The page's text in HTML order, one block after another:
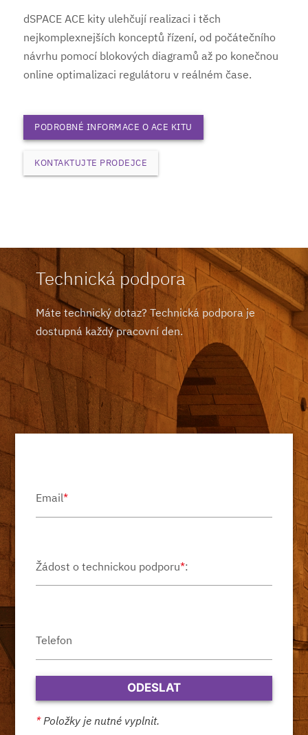
dSPACE ACE kity ulehčují realizaci i těch
nejkomplexnejších konceptů řízení, od počátečního
návrhu pomocí blokových diagramů až po konečnou
online optimalizaci regulátoru v reálném čase.
PODROBNÉ INFORMACE O ACE KITU
KONTAKTUJTE PRODEJCE
Technická podpora
Máte technický dotaz? Technická podpora je
dostupná každý pracovní den.
Email*
Žádost o technickou podporu*:
Telefon
*Položky je nutné vyplnit.